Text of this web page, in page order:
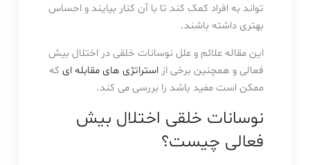
تواند به افراد کمک کند تا با آن کنار بیایند و احساس
بهتری داشته باشند.
این مقاله علائم و علل نوسانات خلقی در اختلال بیش
فعالی و همچنین برخی ازاستراتژی های مقابله ایکه
ممکن است مفید باشد را بررسی می کند.
نوسانات خلقی اختلال بیش
فعالی چیست؟